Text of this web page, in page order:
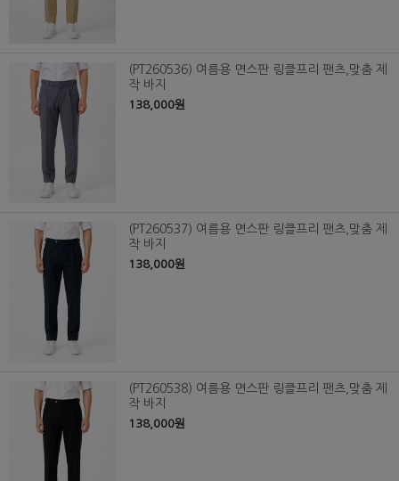
(PT260536) 여름용 면스판 링클프리 팬츠,맞춤 제
작 바지
138,000원
(PT260537) 여름용 면스판 링클프리 팬츠,맞춤 제
작 바지
138,000원
(PT260538) 여름용 면스판 링클프리 팬츠,맞춤 제
작 바지
138,000원